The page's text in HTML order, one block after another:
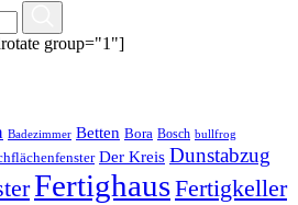
group="1"]
Badezimmer Betten Bora Bosch bullfrog
Der Kreis Dunstabzug
FertighausFertigkeller